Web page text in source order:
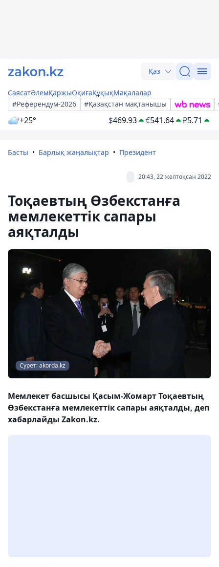
Қаз
СаясатӘлемҚаржыОқиғаҚұқықМақалалар
#Референдум-2026
#Қазақстан мақтанышы
+25° $469.93 €541.64 ₽5.71
Басты Барлық жаңалықтар Президент
20:43, 22 желтоқсан 2022
Тоқаевтың Өзбекстанға
мемлекеттік сапары
аяқталды
Сурет: akorda.kz
Мемлекет басшысы Қасым-Жомарт Тоқаевтың
Өзбекстанға мемлекеттік сапары аяқталды, деп
хабарлайды Zakon.kz.